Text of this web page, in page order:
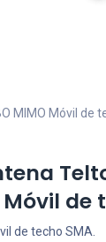
MIMO Móvil de
de
de techo SMA.